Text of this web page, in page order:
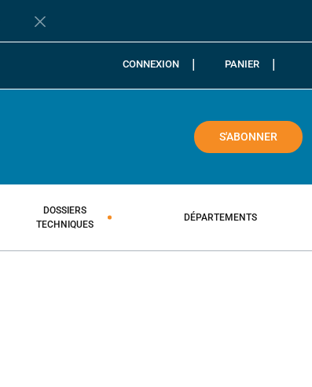
Fermer la barre de notification
CONNEXION PANIER
S'ABONNER
DOSSIERS
TECHNIQUES
DÉPARTEMENTS